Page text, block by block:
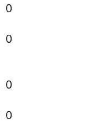
0
0
0
0